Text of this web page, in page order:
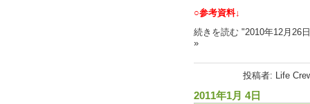
○参考資料↓
続きを読む "2010年12月26
»
投稿者: Life
2011年1月 4日